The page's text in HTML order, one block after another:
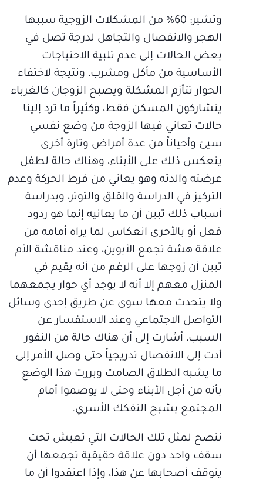
وتشير: 60% من المشكلات الزوجية سببها
الهجر والانفصال والتجاهل لدرجة تصل في
بعض الحالات إلى عدم تلبية الاحتياجات
الأساسية من مأكل ومشرب، ونتيجة لاختفاء
الحوار تتأزم المشكلة ويصبح الزوجان كالغرباء
يتشاركون المسكن فقط، وكثيراً ما ترد إلينا
حالات تعاني فيها الزوجة من وضع نفسي
سيئ وأحياناً من عدة أمراض وتارة أخرى
ينعكس ذلك على الأبناء، وهناك حالة لطفل
عرضته والدته وهو يعاني من فرط الحركة وعدم
التركيز في الدراسة والقلق والتوتر، وبدراسة
أسباب ذلك تبين أن ما يعانيه إنما هو ردود
فعل أو بالأحرى انعكاس لما يراه أمامه من
علاقة هشة تجمع الأبوين، وعند مناقشة الأم
تبين أن زوجها على الرغم من أنه يقيم في
المنزل معهم إلا أنه لا يوجد أي حوار يجمعهما
ولا يتحدث معها سوى عن طريق إحدى وسائل
التواصل الاجتماعي وعند الاستفسار عن
السبب، أشارت إلى أن هناك حالة من النفور
أدت إلى الانفصال تدريجياً حتى وصل الأمر إلى
ما يشبه الطلاق الصامت وبررت هذا الوضع
بأنه من أجل الأبناء وحتى لا يوصموا أمام
المجتمع بشبح التفكك الأسري.
ننصح لمثل تلك الحالات التي تعيش تحت
سقف واحد دون علاقة حقيقية تجمعها أن
يتوقف أصحابها عن هذا، وإذا اعتقدوا أن ما